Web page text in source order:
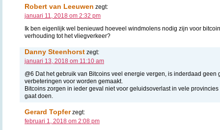
Robert van Leeuwen zegt:
januari 11, 2018 om 2:32 pm
Ik ben eigenlijk wel benieuwd hoeveel windmolens nodig zijn voor
verhouding tot het vliegverkeer?
Danny Steenhorst zegt:
januari 13, 2018 om 11:10 am
@6 Dat het gebruik van Bitcoins veel energie vergen, is inderdaad geen
verbeteringen voor worden gemaakt.
Bitcoins zorgen in ieder geval niet voor geluidsoverlast in vele
gaat doen.
Gerard Topferzegt:
februari 1, 2018 om 2:08 pm